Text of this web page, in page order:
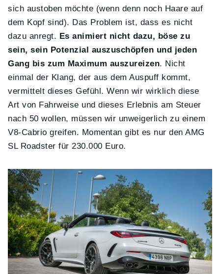
sich austoben möchte (wenn denn noch Haare auf
dem Kopf sind). Das Problem ist, dass es nicht
dazu anregt. Es animiert nicht dazu, böse zu
sein, sein Potenzial auszuschöpfen und jeden
Gang bis zum Maximum auszureizen. Nicht
einmal der Klang, der aus dem Auspuff kommt,
vermittelt dieses Gefühl. Wenn wir wirklich diese
Art von Fahrweise und dieses Erlebnis am Steuer
nach 50 wollen, müssen wir unweigerlich zu einem
V8-Cabrio greifen. Momentan gibt es nur den AMG
SL Roadster für 230.000 Euro.